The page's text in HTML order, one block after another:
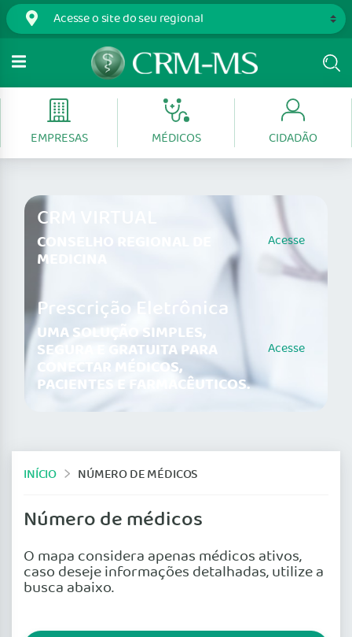
EMPRESAS MÉDICOS CIDADÃO
CRM VIRTUAL
CONSELHO REGIONAL DE
MEDICINA
Acesse
Prescrição Eletrônica
UMA SOLUÇÃO SIMPLES,
SEGURA E GRATUITA PARA
CONECTAR MÉDICOS,
PACIENTES E FARMACÊUTICOS.
Acesse
INÍCIO NÚMERO DE MÉDICOS
Número de médicos
O mapa considera apenas médicos ativos,
caso deseje informações detalhadas, utilize a
busca abaixo.